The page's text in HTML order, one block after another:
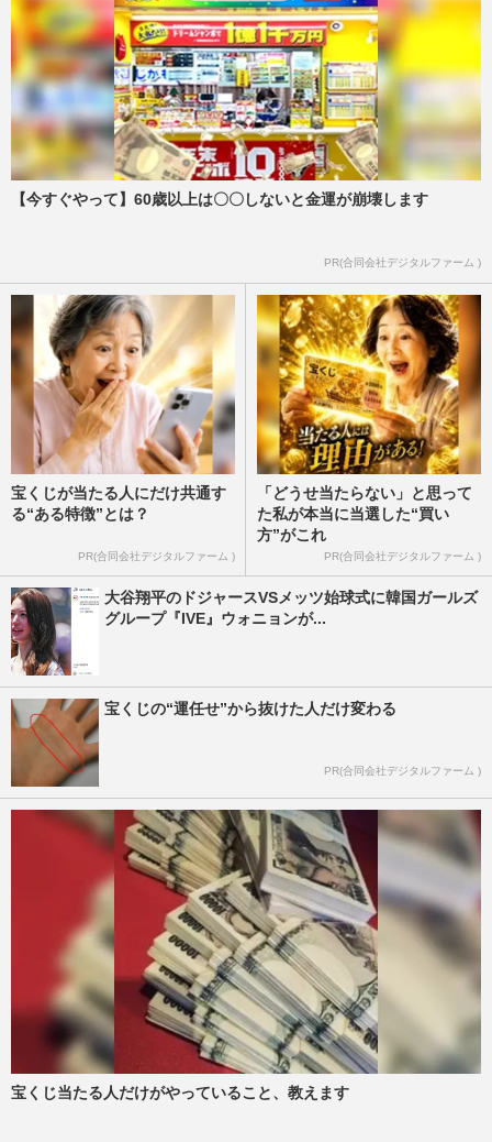
【今すぐやって】60歳以上は〇〇しないと金運が崩壊します
PR(合同会社デジタルファーム )
宝くじが当たる人にだけ共通す
る“ある特徴”とは？
PR(合同会社デジタルファーム )
「どうせ当たらない」と思って
た私が本当に当選した“買い
方”がこれ
PR(合同会社デジタルファーム )
大谷翔平のドジャースVSメッツ始球式に韓国ガールズ
グループ『IVE』ウォニョンが...
宝くじの“運任せ”から抜けた人だけ変わる
PR(合同会社デジタルファーム )
宝くじ当たる人だけがやっていること、教えます